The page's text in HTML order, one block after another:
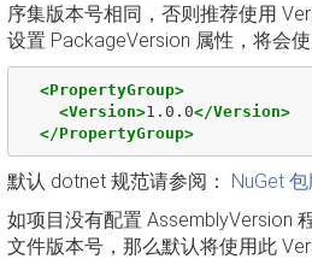
序集版本号相同，否则推荐使用
设置 PackageVersion 属性，将会
<PropertyGroup>
<Version>1.0.0</Version>
</PropertyGroup>
默认 dotnet 规范请参阅： NuGet
如项目没有配置 AssemblyVersion
文件版本号，那么默认将使用此